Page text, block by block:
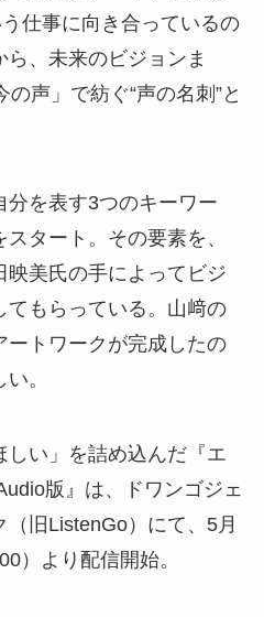
仕事に向き合っているの
、未来のビジョンま
声」で紡ぐ“声の名刺”と
分を表す3つのキーワー
タート。その要素を、
映美氏の手によってビジ
てもらっている。山﨑の
ートワークが完成したの
。
しい」を詰め込んだ『エ
版』は、ドワンゴジェ
旧ListenGo）にて、5月
）より配信開始。